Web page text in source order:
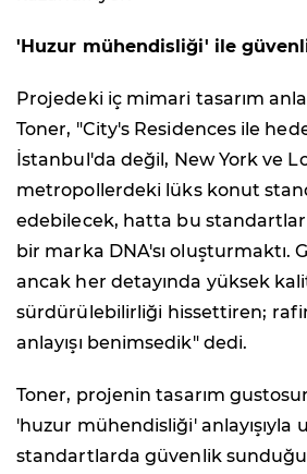
'Huzur mühendisliği' ile
Projedeki iç mimari tasarım
Toner, "City's Residences ile
İstanbul'da değil, New York ve
metropollerdeki lüks konut
edebilecek, hatta bu
bir marka DNA'sı oluşturmaktı.
ancak her detayında yüksek
sürdürülebilirliği hissettiren;
anlayışı benimsedik" dedi.
Toner, projenin tasarım
'huzur mühendisliği' anlayışıyla
standartlarda güvenlik